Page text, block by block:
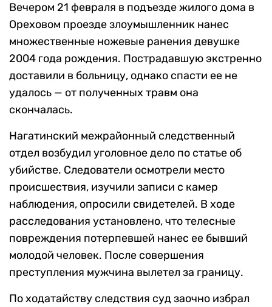
Вечером 21 февраля в подъезде жилого дома в
Ореховом проезде злоумышленник нанес
множественные ножевые ранения девушке
2004 года рождения. Пострадавшую экстренно
доставили в больницу, однако спасти ее не
удалось — от полученных травм она
скончалась.
Нагатинский межрайонный следственный
отдел возбудил уголовное дело по статье об
убийстве. Следователи осмотрели место
происшествия, изучили записи с камер
наблюдения, опросили свидетелей. В ходе
расследования установлено, что телесные
повреждения потерпевшей нанес ее бывший
молодой человек. После совершения
преступления мужчина вылетел за границу.
По ходатайству следствия суд заочно избрал